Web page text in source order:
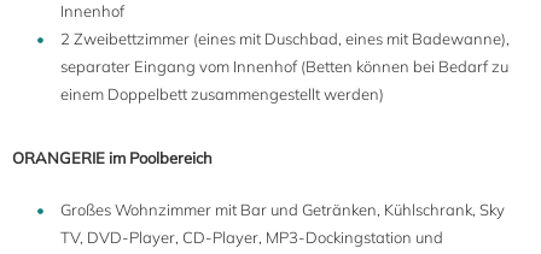
Innenhof
2 Zweibettzimmer (eines mit Duschbad, eines mit Badewanne),
separater Eingang vom Innenhof (Betten können bei Bedarf zu
einem Doppelbett zusammengestellt werden)
ORANGERIE im Poolbereich
Großes Wohnzimmer mit Bar und Getränken, Kühlschrank, Sky
TV, DVD-Player, CD-Player, MP3-Dockingstation und